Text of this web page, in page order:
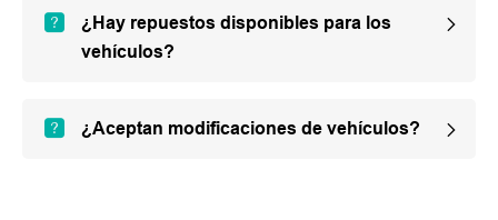
¿Hay repuestos disponibles para los
vehículos?
¿Aceptan modificaciones de vehículos?